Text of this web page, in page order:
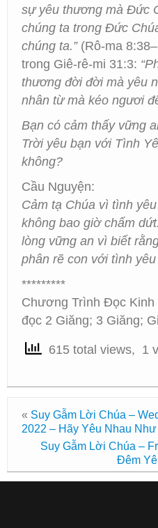
sự yêu thương mà Đức
chúng ta trong Đức
chúng ta.”(Rô-ma
trong Giê-rê-mi 31:3:
thương đời đời mà yêu
nhân từ mà kéo ngươi
Bạn có cảm thấy vững
Trời yêu bạn với Tình
không?
Cầu Nguyện:
Cảm tạ Chúa vì tình
không bao giờ chấm
lòng vững an vì biết
phân rẽ con với tình
*********
Chương Trình Đọc Kinh
đọc 2 Giăng; 3 Giăng;
615 total views, 1
« Suy Gẫm Lời Chúa –
2022 – Hãy Yêu Nhau
Suy Gẫm Lời Chúa –
Đêm